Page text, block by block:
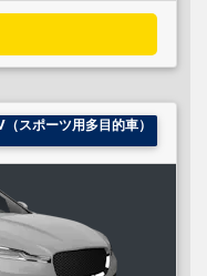
（スポーツ用多目的車）